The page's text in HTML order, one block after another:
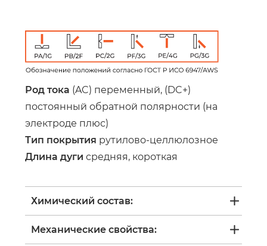
Род тока (AC) переменный, (DC+)
постоянный обратной полярности (на
электроде плюс)
Тип покрытия рутилово-целлюлозное
Длина дуги средняя, короткая
Химический состав:
Механические свойства: